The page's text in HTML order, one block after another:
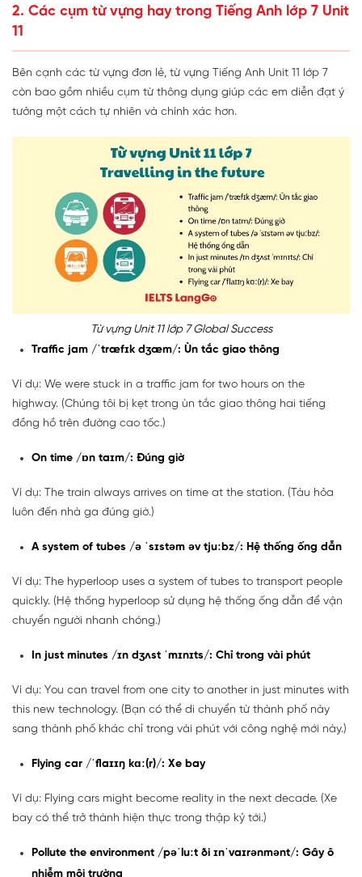
2. Các cụm từ vựng hay trong Tiếng Anh lớp 7 Unit
11
Bên cạnh các từ vựng đơn lẻ, từ vựng Tiếng Anh Unit 11 lớp 7
còn bao gồm nhiều cụm từ thông dụng giúp các em diễn đạt ý
tưởng một cách tự nhiên và chính xác hơn.
Từ vựng Unit 11 lớp 7 Global Success
Traffic jam /ˈtræfɪk dʒæm/: Ùn tắc giao thông
Ví dụ: We were stuck in a traffic jam for two hours on the
highway. (Chúng tôi bị kẹt trong ùn tắc giao thông hai tiếng
đồng hồ trên đường cao tốc.)
On time /ɒn taɪm/: Đúng giờ
Ví dụ: The train always arrives on time at the station. (Tàu hỏa
luôn đến nhà ga đúng giờ.)
A system of tubes /ə ˈsɪstəm əv tjuːbz/: Hệ thống ống dẫn
Ví dụ: The hyperloop uses a system of tubes to transport people
quickly. (Hệ thống hyperloop sử dụng hệ thống ống dẫn để vận
chuyển người nhanh chóng.)
In just minutes /ɪn dʒʌst ˈmɪnɪts/: Chỉ trong vài phút
Ví dụ: You can travel from one city to another in just minutes with
this new technology. (Bạn có thể di chuyển từ thành phố này
sang thành phố khác chỉ trong vài phút với công nghệ mới này.)
Flying car /ˈflaɪɪŋ kɑː(r)/: Xe bay
Ví dụ: Flying cars might become reality in the next decade. (Xe
bay có thể trở thành hiện thực trong thập kỷ tới.)
Pollute the environment /pəˈluːt ði ɪnˈvaɪrənmənt/: Gây ô
nhiễm môi trường